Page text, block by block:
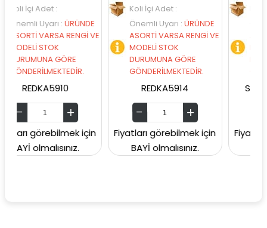
:
:ÜRÜNDE
RENGİ VE
GÖRE
için
Koli İçi Adet :
Önemli Uyarı:ÜRÜNDE
ASORTİ VARSA RENGİ VE
MODELİ STOK
DURUMUNA GÖRE
GÖNDERİLMEKTEDİR.
REDKA5914
Fiyatları görebilmek için
BAYİ olmalısınız.
Koli İçi Adet :
Önemli Uyarı
ASORTİ VARSA
MODELİ STOK
DURUMUNA
Fiyatları
BAYİ